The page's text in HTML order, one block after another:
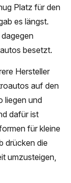
Platz für den
es längst.
besetzt.
Hersteller
auf den
liegen und
dafür ist
für kleine
drücken die
umzusteigen,